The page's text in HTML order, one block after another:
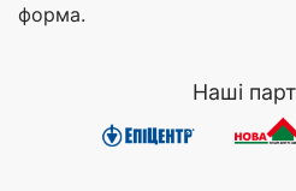
форма.
Наші